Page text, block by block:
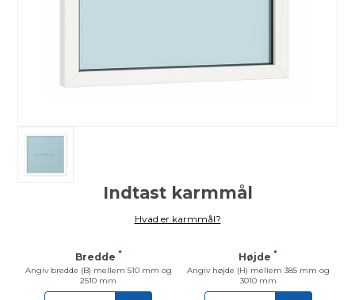
Indtast karmmål
Hvad er karmmål?
Bredde *
Angiv bredde (B) mellem 510 mm og
2510 mm
Højde *
Angiv højde (H) mellem 385 mm og
3010 mm